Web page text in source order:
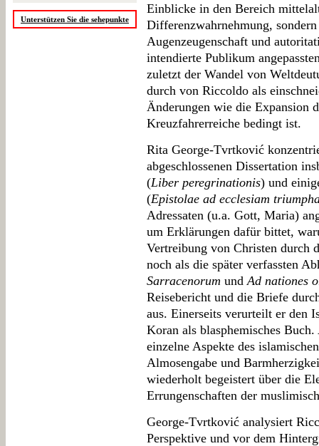
Unterstützen Sie die sehepunkte
Einblicke in den Bereich
Differenzwahrnehmung,
Augenzeugenschaft und
intendierte Publikum
zuletzt der Wandel von
durch von Riccoldo als
Änderungen wie die Expansion
Kreuzfahrerreiche bedingt ist.
Rita George-Tvrtković
abgeschlossenen Dissertation
(Liber peregrinationis) und
(Epistolae ad ecclesiam
Adressaten (u.a. Gott, Maria)
um Erklärungen dafür bittet,
Vertreibung von Christen durch
noch als die später verfassten
Sarracenorum undAd nationes
Reisebericht und die Briefe
aus. Einerseits verurteilt er den
Koran als blasphemisches
einzelne Aspekte des
Almosengabe und
wiederholt begeistert über die
Errungenschaften der
George-Tvrtković analysiert
Perspektive und vor dem